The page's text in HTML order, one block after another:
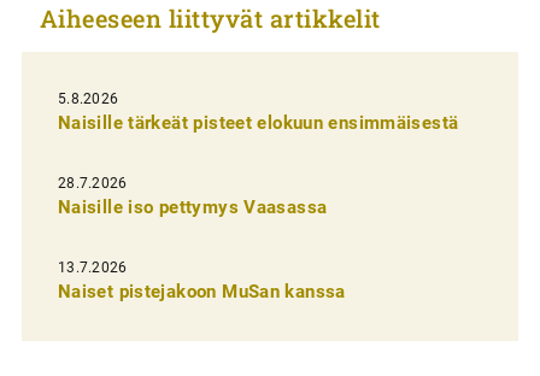
k
e
l
i
e
n
e
Aiheeseen liittyvät artikkelit
5.8.2026
Naisille tärkeät pisteet elokuun ensimmäisestä
28.7.2026
Naisille iso pettymys Vaasassa
13.7.2026
Naiset pistejakoon MuSan kanssa